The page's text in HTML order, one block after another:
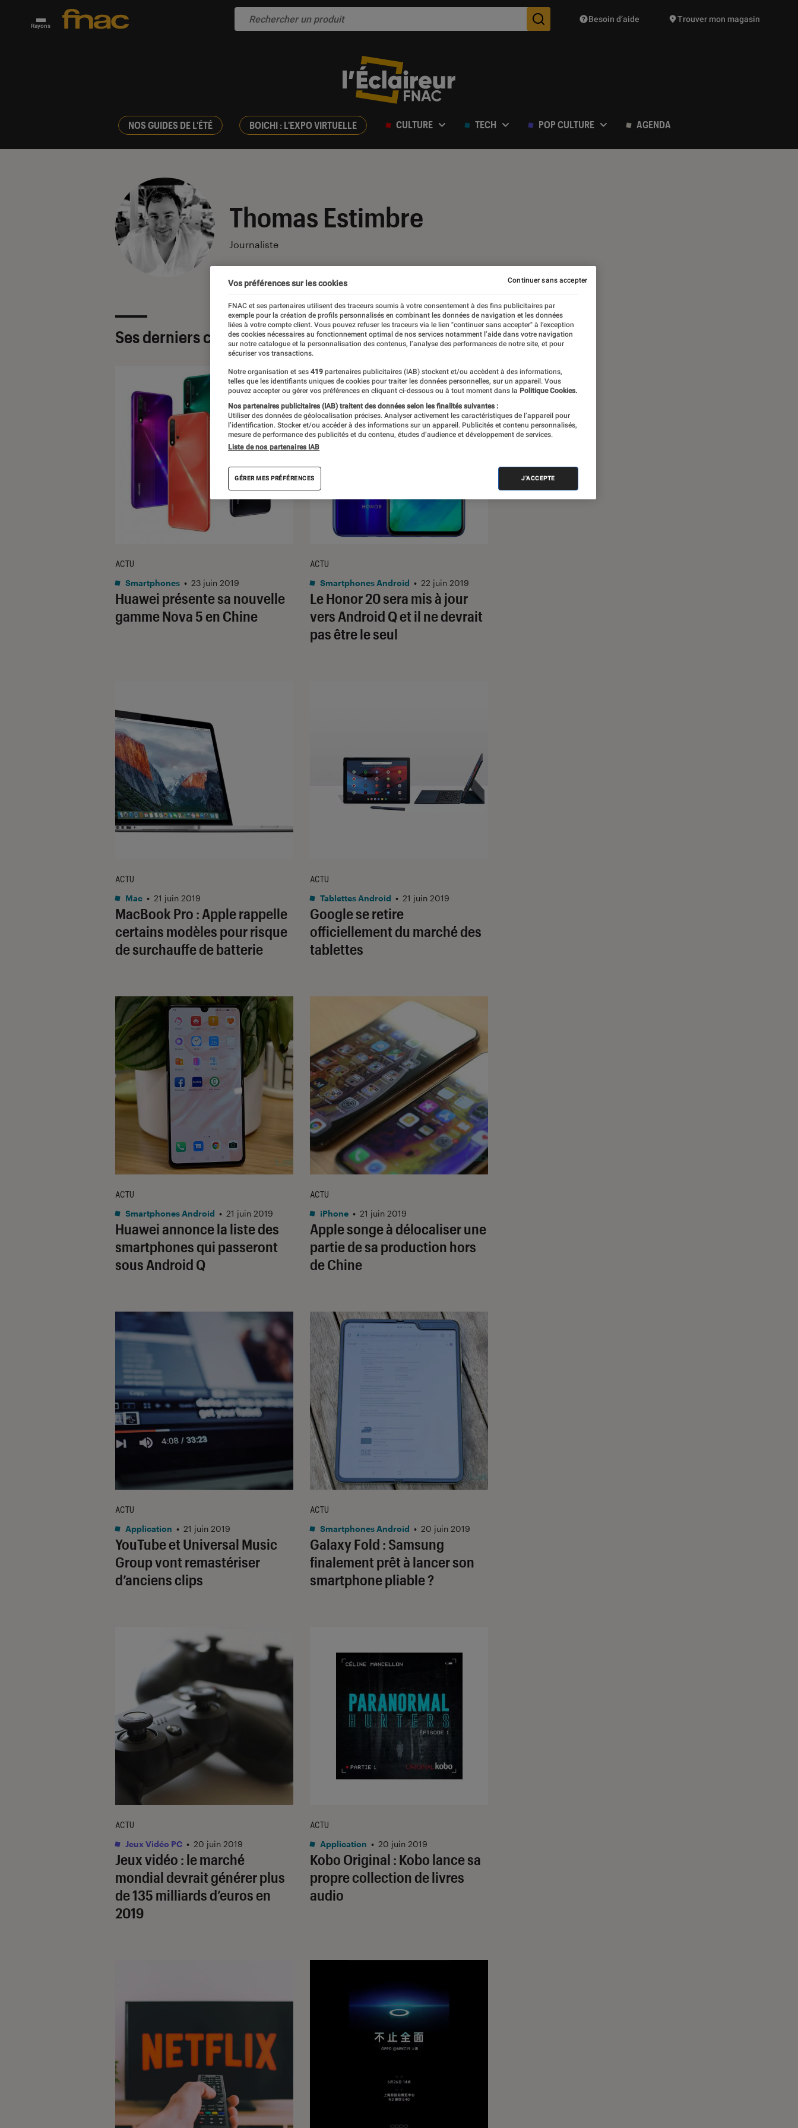
Rayons Des suggestions de produits vont vous être proposées
Besoin d’aide Trouver mon magasin
NOS GUIDES DE L'ÉTÉ BOICHI : L'EXPO VIRTUELLE CULTURE TECH POP CULTURE AGENDA
Thomas Estimbre
Journaliste
Ses derniers contenus
Huawei présente sa nouvelle
gamme Nova 5 en Chine
ACTU
Smartphones • 23 juin 2019
Le Honor 20 sera mis à jour
vers Android Q et il ne devrait
pas être le seul
ACTU
Smartphones Android • 22 juin 2019
MacBook Pro : Apple rappelle
certains modèles pour risque
de surchauffe de batterie
ACTU
Mac • 21 juin 2019
Google se retire
officiellement du marché des
tablettes
ACTU
Tablettes Android • 21 juin 2019
Huawei annonce la liste des
smartphones qui passeront
sous Android Q
ACTU
Smartphones Android • 21 juin 2019
Apple songe à délocaliser une
partie de sa production hors
de Chine
ACTU
iPhone • 21 juin 2019
YouTube et Universal Music
Group vont remastériser
d’anciens clips
ACTU
Application • 21 juin 2019
Galaxy Fold : Samsung
finalement prêt à lancer son
smartphone pliable ?
ACTU
Smartphones Android • 20 juin 2019
Jeux vidéo : le marché
mondial devrait générer plus
de 135 milliards d’euros en
2019
ACTU
Jeux Vidéo PC • 20 juin 2019
Kobo Original : Kobo lance sa
propre collection de livres
audio
ACTU
Application • 20 juin 2019
Vos préférences sur les cookies
FNAC et ses partenaires utilisent des traceurs soumis à votre consentement à des fins publicitaires par
exemple pour la création de profils personnalisés en combinant les données de navigation et les données
liées à votre compte client. Vous pouvez refuser les traceurs via le lien "continuer sans accepter" à l’exception
des cookies nécessaires au fonctionnement optimal de nos services notamment l’aide dans votre navigation
sur notre catalogue et la personnalisation des contenus, l’analyse des performances de notre site, et pour
sécuriser vos transactions.
Notre organisation et ses 419 partenaires publicitaires (IAB) stockent et/ou accèdent à des informations,
telles que les identifiants uniques de cookies pour traiter les données personnelles, sur un appareil. Vous
pouvez accepter ou gérer vos préférences en cliquant ci-dessous ou à tout moment dans la Politique Cookies.
Nos partenaires publicitaires (IAB) traitent des données selon les finalités suivantes :
Utiliser des données de géolocalisation précises. Analyser activement les caractéristiques de l’appareil pour
l’identification. Stocker et/ou accéder à des informations sur un appareil. Publicités et contenu personnalisés,
mesure de performance des publicités et du contenu, études d’audience et développement de services.
Liste de nos partenaires IAB
GÉRER MES PRÉFÉRENCES J'ACCEPTE
Continuer sans accepter